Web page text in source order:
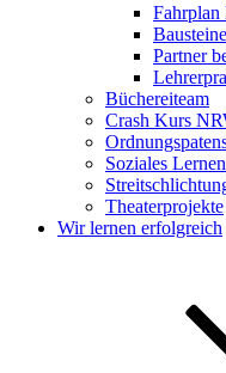
Fahrplan
Partner
Büchereiteam
Crash Kurs
Soziales
Theaterprojekte
Wir lernen erfolgreich